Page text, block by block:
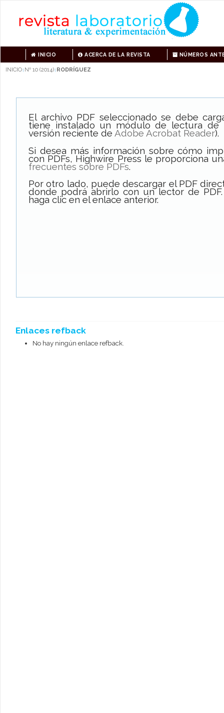
INICIO ACERCA DE LA REVISTA NÚMEROS
INICIO | Nº 10 (2014) | RODRÍGUEZ
El archivo PDF seleccionado se debe
tiene instalado un módulo de lectura de
versión reciente de Adobe Acrobat Reader).
Si desea más información sobre cómo
con PDFs, Highwire Press le proporciona
frecuentes sobre PDFs.
Por otro lado, puede descargar el PDF
donde podrá abrirlo con un lector de PDF.
haga clic en el enlace anterior.
Enlaces refback
No hay ningún enlace refback.